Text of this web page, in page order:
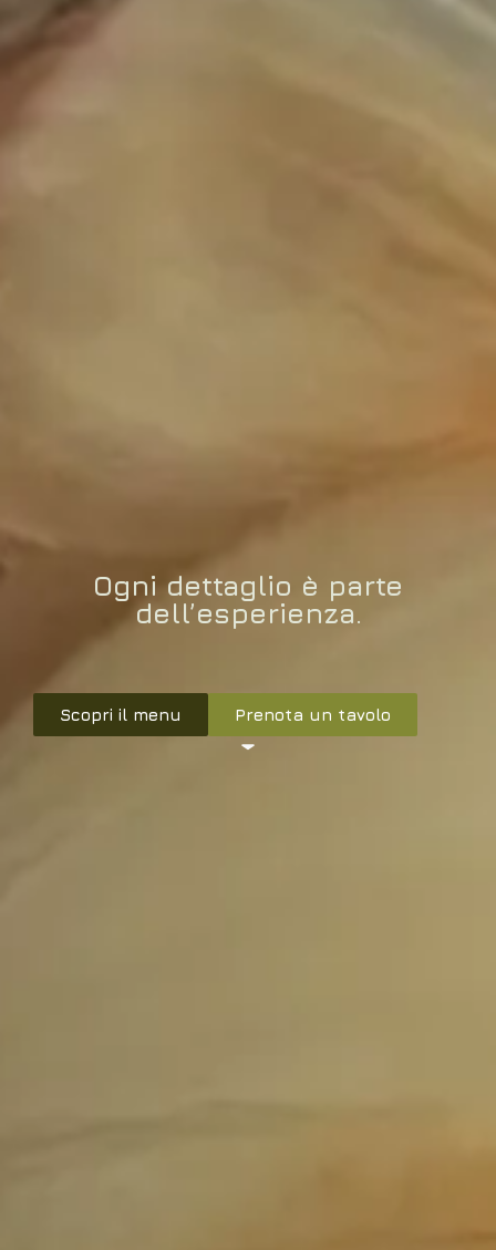
Ogni dettaglio è parte
dell’esperienza.
Scopri il menu Prenota un tavolo